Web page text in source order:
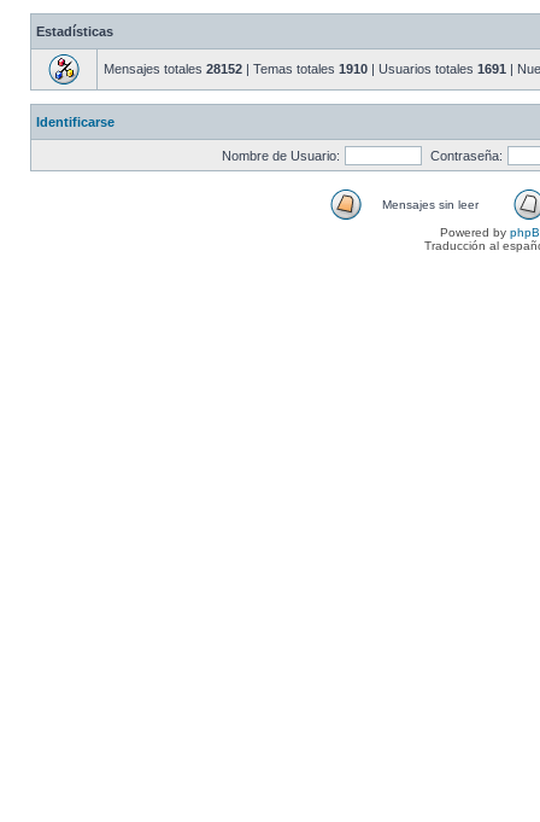
Estadísticas
Mensajes totales 28152 | Temas totales 1910 | Usuarios totales 1691 |
Identificarse
Nombre de Usuario: Contraseña:
Mensajes sin leer
Powered by
Traducción al